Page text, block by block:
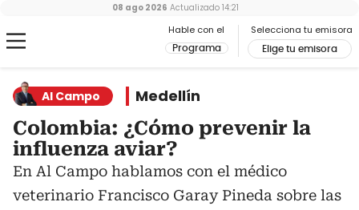
Hable con el
Programa
Selecciona tu emisora
Elige tu emisora
08 ago 2026 Actualizado 14:21
Al Campo Medellín
Colombia: ¿Cómo prevenir la
influenza aviar?
En Al Campo hablamos con el médico
veterinario Francisco Garay Pineda sobre las